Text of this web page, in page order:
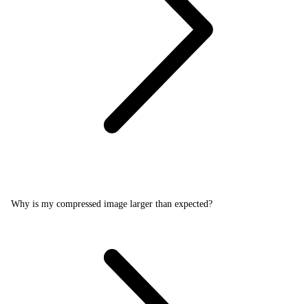
Why is my compressed image larger than expected?